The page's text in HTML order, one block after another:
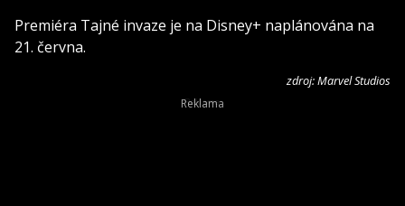
Premiéra Tajné invaze je na Disney+ naplánována na
21. června.
zdroj: Marvel Studios